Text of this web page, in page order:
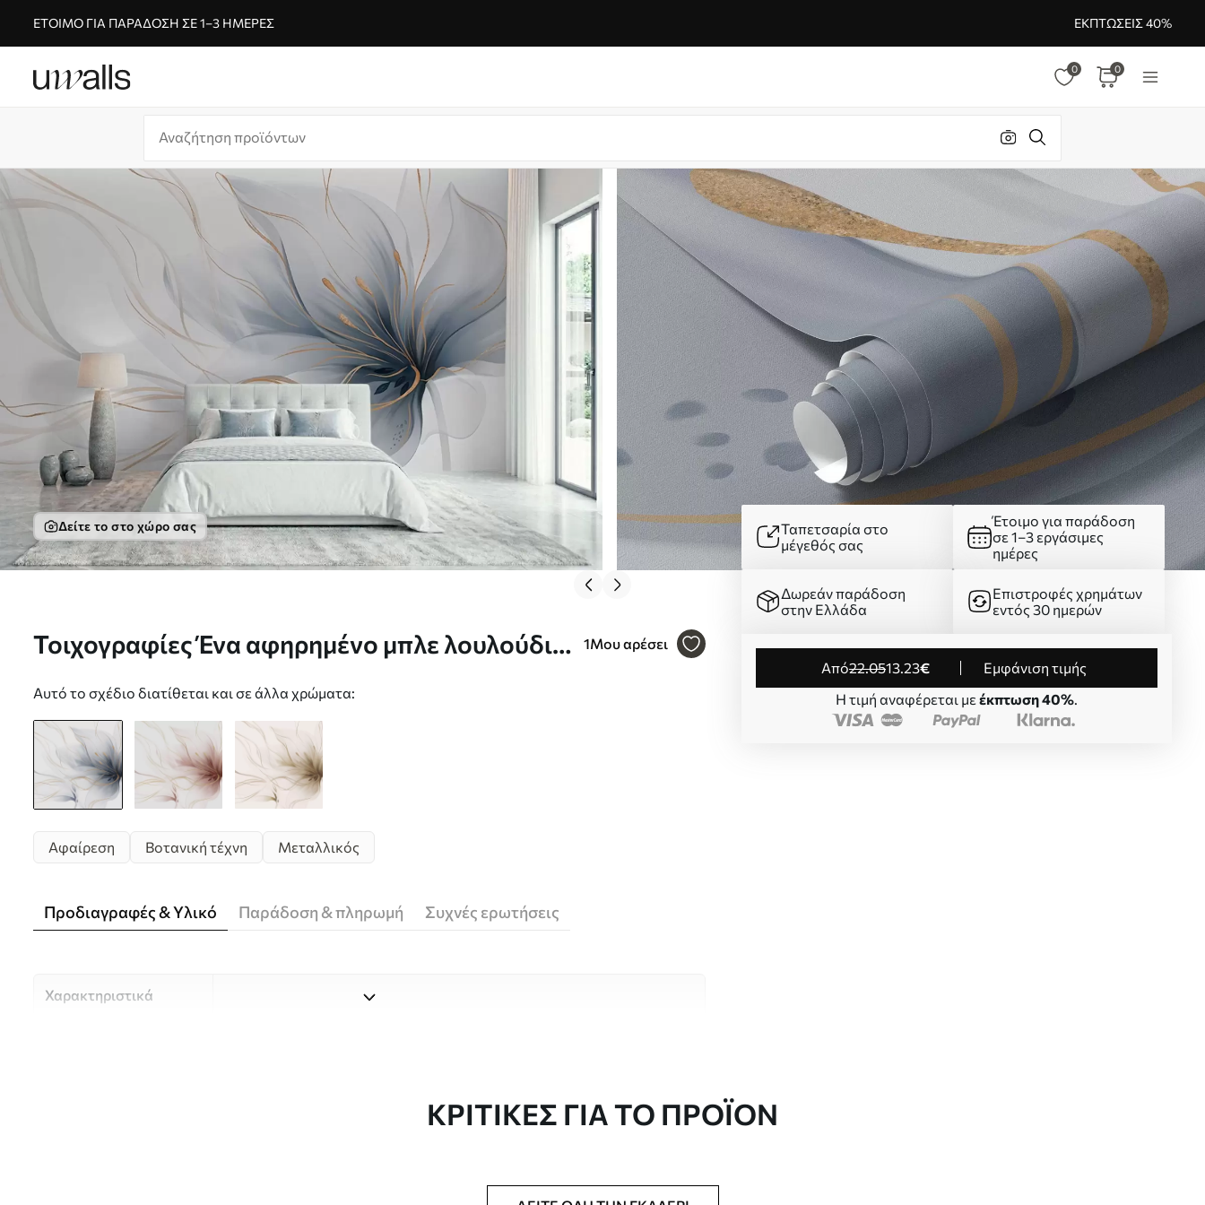
ΈΤΟΙΜΟ ΓΙΑ ΠΑΡΆΔΟΣΗ ΣΕ 1–3 ΗΜΈΡΕΣ ΕΚΠΤΏΣΕΙΣ 40%
0 0
Δείτε το στο χώρο σας
Τοιχογραφίες Ένα αφηρημένο μπλε λουλούδι
w05428
1Μου αρέσει
Αυτό το σχέδιο διατίθεται και σε άλλα χρώματα:
Ταπετσαρία στο
μέγεθός σας
Έτοιμο για παράδοση
σε 1–3 εργάσιμες
ημέρες
Δωρεάν παράδοση
στην Ελλάδα
Επιστροφές χρημάτων
εντός 30 ημερών
από22.0513.23€
Εμφάνιση τιμής
Η τιμή αναφέρεται με έκπτωση 40%.
Αφαίρεση Βοτανική τέχνη Μεταλλικός
Προδιαγραφές & Υλικό Παράδοση & πληρωμή Συχνές ερωτήσεις
Χαρακτηριστικά
ΚΡΙΤΙΚΈΣ ΓΙΑ ΤΟ ΠΡΟΪΌΝ